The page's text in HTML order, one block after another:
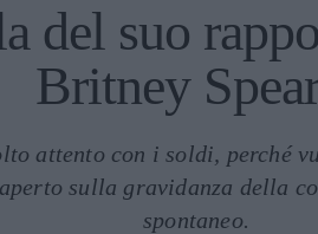
del suo
Britney
attento con i soldi, perché
sulla gravidanza della
spontaneo.